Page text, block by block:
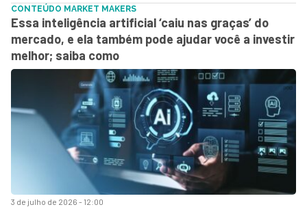
3 de julho de 2026 - 12:00
CONTEÚDO MARKET MAKERS
Essa inteligência artificial ‘caiu nas graças’ do
mercado, e ela também pode ajudar você a investir
melhor; saiba como